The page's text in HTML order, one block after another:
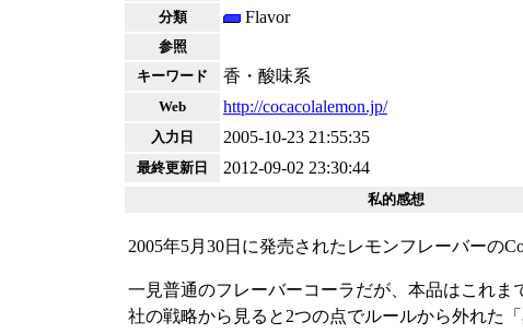
分類 Flavor
参照
キーワード
香・酸味系
Web http://cocacolalemon.jp/
入力日 2005-10-23 21:55:35
最終更新日 2012-09-02 23:30:44
私的感想
2005年5月30日に発売されたレモンフレーバーの
一見普通のフレーバーコーラだが、本品はこれま
社の戦略から見ると2つの点でルールから外れた「